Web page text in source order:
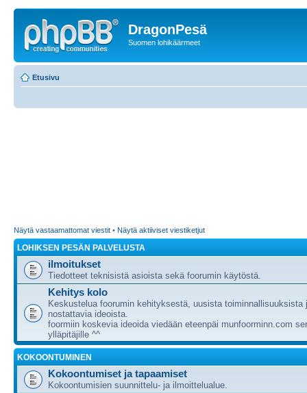
DragonPesä
Suomen lohikäärmeet
Etusivu
Näytä vastaamattomat viestit • Näytä aktiiviset viestiketjut
LOHIKSEN PESÄN PALVELUSTA
ilmoitukset
Tiedotteet teknisistä asioista sekä foorumin käytöstä.
Kehitys kolo
Keskustelua foorumin kehityksestä, uusista toiminnallisuuksista
nostattavia ideoista.
foormiin koskevia ideoida viedään eteenpäi munfoorminn.com
ylläpitäjille ^^
KOKOONTUMINEN
Kokoontumiset ja tapaamiset
Kokoontumisien suunnittelu- ja ilmoittelualue.